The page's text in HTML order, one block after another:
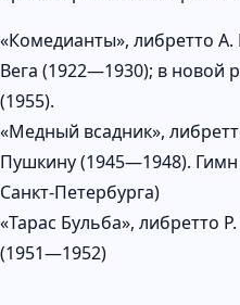
«Комедианты», либретто
Вега (1922—1930); в новой
(1955).
«Медный всадник»,
Пушкину (1945—1948).
Санкт-Петербурга)
«Тарас Бульба», либретто
(1951—1952)